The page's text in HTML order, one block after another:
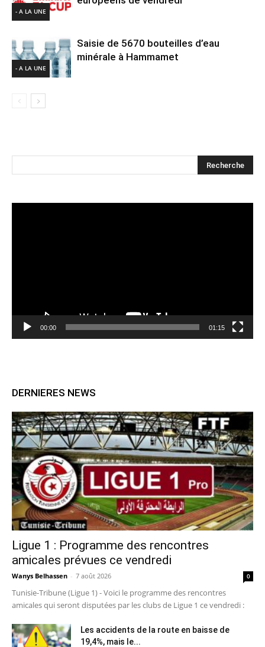
- A LA UNE
- A LA UNE
Saisie de 5670 bouteilles d’eau
minérale à Hammamet
00:00 01:15
DERNIERES NEWS
Ligue 1 : Programme des rencontres
amicales prévues ce vendredi
Wanys Belhassen - 7 août 2026 0
Tunisie-Tribune (Ligue 1) - Voici le programme des rencontres
amicales qui seront disputées par les clubs de Ligue 1 ce vendredi :
Les accidents de la route en baisse de
19,4%, mais le...